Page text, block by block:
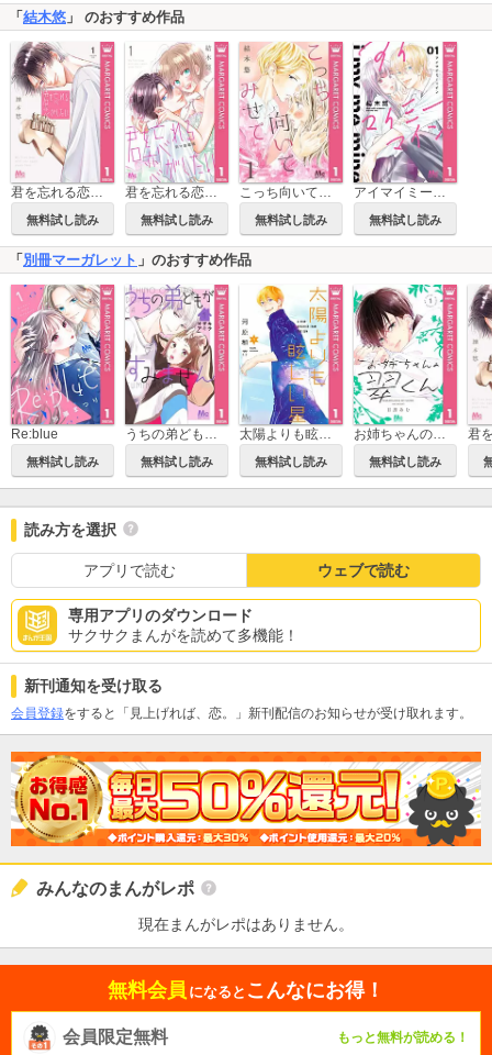
「 結木悠 」 のおすすめ作品
無料試し読み 無料試し読み 無料試し読み 無料試し読み
「別冊マーガレット 」のおすすめ作品
Re:blue
無料試し読み
うちの弟どもがすみません
無料試し読み
太陽よりも眩しい星
無料試し読み
お姉ちゃんの翠くん
無料試し読み
読み方を選択
アプリで読む ウェブで読む
専用アプリのダウンロード
サクサクまんがを読めて多機能！
新刊通知を受け取る
会員登録をすると「見上げれば、恋。」新刊配信のお知らせが受け取れます。
みんなのまんがレポ
現在まんがレポはありません。
無料会員 になると こんなにお得！
会員限定無料 もっと無料が読める！